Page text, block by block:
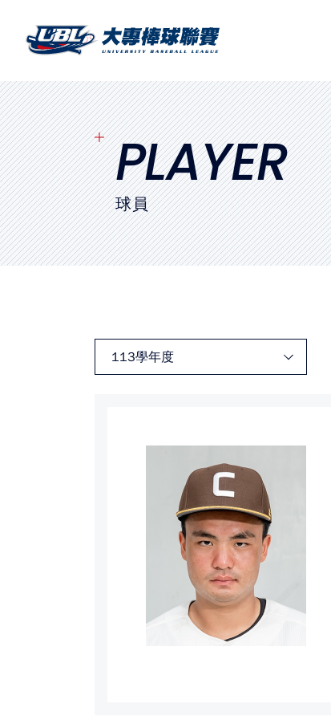
SITEMAP
首頁
球隊戰績
賽程表
球隊與球員
裁判
最新消息
PLAYER
球員